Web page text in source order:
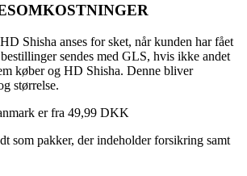
Shisha anses for sket, når kunden har fået
sendes med GLS, hvis ikke andet
køber og HD Shisha. Denne bliver
størrelse.
er fra 49,99 DKK
som pakker, der indeholder forsikring samt